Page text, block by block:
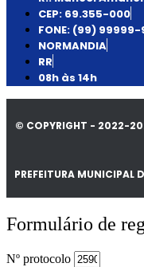
CEP: 69.355-000
FONE: (99)
NORMANDIA
RR
08h às 14h
© COPYRIGHT - 2022-
PREFEITURA MUNICIPAL
Formulário de
Nº protocolo